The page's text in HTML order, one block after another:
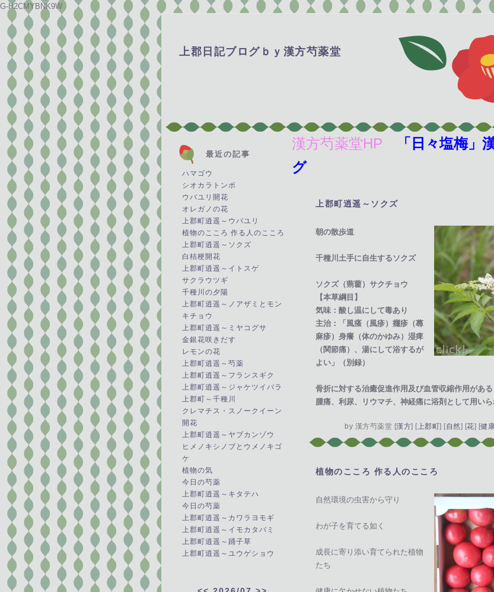
G-H2CMYBNK9W
上郡日記ブログｂｙ漢方芍薬堂
最近の記事
ハマゴウ
シオカラトンボ
ウバユリ開花
オレガノの花
上郡町逍遥～ウバユリ
植物のこころ 作る人のこころ
上郡町逍遥～ソクズ
白桔梗開花
上郡町逍遥～イトスゲ
サクラウツギ
千種川の夕陽
上郡町逍遥～ノアザミとモン
キチョウ
上郡町逍遥～ミヤコグサ
金銀花咲きだす
レモンの花
上郡町逍遥～芍薬
上郡町逍遥～フランスギク
上郡町逍遥～ジャケツイバラ
上郡町～千種川
クレマチス・スノークイーン
開花
上郡町逍遥～ヤブカンゾウ
ヒメノキシノブとウメノキゴ
ケ
植物の気
今日の芍薬
上郡町逍遥～キタテハ
今日の芍薬
上郡町逍遥～カワラヨモギ
上郡町逍遥～イモカタバミ
上郡町逍遥～踊子草
上郡町逍遥～ユウゲショウ
漢方芍薬堂HP
「日々塩梅」
グ
上郡町逍遥～ソクズ
朝の散歩道
千種川土手に自生するソクズ
ソクズ（蒴藋）サクチョウ
【本草綱目】
気味：酸し温にして毒あり
主治：「風瘙（風疹）癮疹（蕁
麻疹）身癢（体のかゆみ）湿痺
（関節痛）、湯にして浴するが
よい」（別録）
骨折に対する治癒促進作用及び血管収縮作用がある
腫痛、利尿、リウマチ、神経痛に浴剤として用いら
by 漢方芍薬堂 [漢方] [上郡町] [自然] [花] [健
植物のこころ 作る人のこころ
自然環境の虫害から守り
わが子を育てる如く
成長に寄り添い育てられた植物
たち